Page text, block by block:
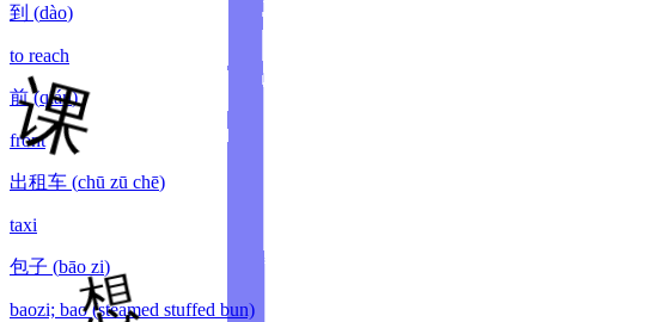
到 (dào)
to reach
前 (qián)
front
出租车 (chū zū chē)
taxi
包子 (bāo zi)
baozi; bao (steamed stuffed bun)